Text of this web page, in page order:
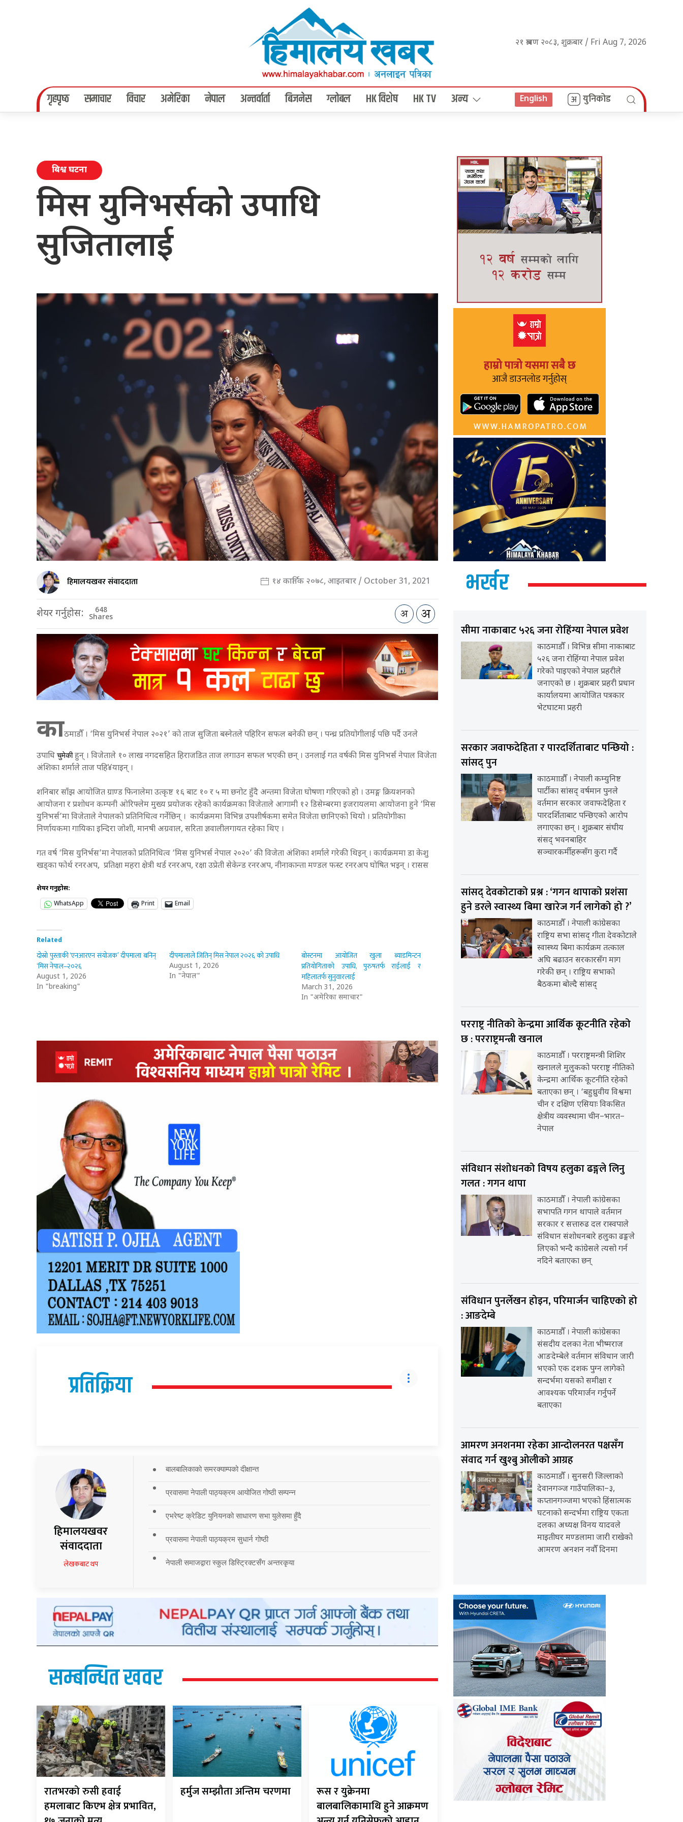
२१ श्रावण २०८३, शुक्रबार / Fri Aug 7, 2026
गृहपृष्‍ठ समाचार विचार अमेरिका नेपाल अन्तर्वार्ता बिजनेस ग्लोबल HK विशेष HK TV अन्य English युनिकोड
बिश्व घटना
मिस युनिभर्सको उपाधि
सुजितालाई
हिमालयखवर संवाददाता १४ कार्तिक २०७८, आइतबार / October 31, 2021
शेयर गर्नुहोस: 648
Shares
काठमाडौँ । ‘मिस युनिभर्स नेपाल २०२१’ को ताज सुजिता बस्नेतले पहिरिन सफल बनेकी छन् । पन्ध्र प्रतियोगीलाई पछि पर्दै उनले
उपाधिचुमेकीहुन् । विजेताले १० लाख नगदसहित हिराजडित ताज लगाउन सफल भएकी छन् । उनलाई गत वर्षकी मिस युनिभर्स नेपाल विजेता
अंशिका शर्माले ताज पहि¥याइन् ।
शनिबार साँझ आयोजित ग्राण्ड फिनालेमा उत्कृष्ट १६ बाट १० र ५ मा छनोट हुँदै अन्तमा विजेता घोषणा गरिएको हो । उमङ्ग क्रियशनको
आयोजना र प्रशोधन कम्पनी ओरिफ्लेम मुख्य प्रयोजक रहेको कार्यक्रमका विजेताले आगामी १२ डिसेम्बरमा इजरायलमा आयोजना हुने ‘मिस
युनिभर्स’मा विजेताले नेपालको प्रतिनिधित्व गर्नेछिन् । कार्यक्रममा विभिन्न उपशीर्षकमा समेत विजेता छानिएको थियो । प्रतियोगीका
निर्णायकमा गायिका इन्दिरा जोशी, मानषी अग्रवाल, सरिता ज्ञवालीलगायत रहेका थिए ।
गत वर्ष ‘मिस युनिर्भस’मा नेपालको प्रतिनिधित्व ‘मिस युनिभर्स नेपाल २०२०’ की विजेता अंशिका शर्माले गरेकी थिइन् । कार्यक्रममा डा केशु
खड्का फोर्थ रनरअप, प्रतिक्षा महरा क्षेत्री थर्ड रनरअप, रक्षा उप्रेती सेकेन्ड रनरअप, नीनाकान्ता मण्डल फस्ट रनरअप घोषित भइन् । रासस
शेयर गर्नुहोस:
WhatsApp
Print Email
Related
दोस्रो पुस्ताकी ‘एनआरएन संयोजक’ दीपमाला बनिन्
‘मिस नेपाल–२०२६
August 1, 2026
In "breaking"
दीपमालाले जितिन् मिस नेपाल २०२६ को उपाधि
August 1, 2026
In "नेपाल"
बोस्टनमा आयोजित खुला ब्याडमिन्टन
प्रतियोगिताको उपाधि, पुरुषतर्फ राईलाई र
महिलातर्फ सुनुवारलाई
March 31, 2026
In "अमेरिका समाचार"
प्रतिक्रिया
हिमालयखवर
संवाददाता
लेखकबाट थप
बालबालिकाको समरक्याम्पको दीक्षान्त
प्रवासमा नेपाली पाठ्यक्रम आयोजित गोष्ठी सम्पन्न
एभरेष्ट क्रेडिट युनियनको साधारण सभा युलेसमा हुँदै
प्रवासमा नेपाली पाठ्यक्रम सुधार्न गोष्ठी
नेपाली समाजद्वारा स्कुल डिस्ट्रिक्टसँग अन्तरकृया
सम्बन्धित खवर
रातभरको रुसी हवाई
हमलाबाट किएभ क्षेत्र प्रभावित,
हर्मुज सम्झौता अन्तिम चरणमा
रूस र युक्रेनमा
बालबालिकामाथि हुने आक्रमण
भर्खर
सीमा नाकाबाट ५२६ जना रोहिंग्या नेपाल प्रवेश
काठमाडौँ । विभिन्न सीमा नाकाबाट
५२६ जना रोहिंग्या नेपाल प्रवेश
गरेको पाइएको नेपाल प्रहरीले
जनाएको छ । शुक्रबार प्रहरी प्रधान
कार्यालयमा आयोजित पत्रकार
भेटघाटमा प्रहरी
सरकार जवाफदेहिता र पारदर्शिताबाट पन्छियो :
सांसद् पुन
काठमााडौँ । नेपाली कम्युनिष्ट
पार्टीका सांसद् वर्षमान पुनले
वर्तमान सरकार जवाफदेहिता र
पारदर्शिताबाट पन्छिएको आरोप
लगाएका छन् । शुक्रबार संघीय
संसद् भवनबाहिर
सञ्चारकर्मीहरूसँग कुरा गर्दै
सांसद् देवकोटाको प्रश्न : ‘गगन थापाको प्रशंसा
हुने डरले स्वास्थ्य बिमा खारेज गर्न लागेको हो ?’
काठमाडौँ । नेपाली कांग्रेसका
राष्ट्रिय सभा सांसद् गीता देवकोटाले
स्वास्थ्य बिमा कार्यक्रम तत्काल
अघि बढाउन सरकारसँग माग
गरेकी छन् । राष्ट्रिय सभाको
बैठकमा बोल्दै सांसद्
परराष्ट्र नीतिको केन्द्रमा आर्थिक कूटनीति रहेको
छ : परराष्ट्रमन्त्री खनाल
काठमाडौँ । परराष्ट्रमन्त्री शिशिर
खनालले मुलुकको परराष्ट्र नीतिको
केन्द्रमा आर्थिक कूटनीति रहेको
बताएका छन् । ‘बहुध्रुवीय विश्वमा
चीन र दक्षिण एसियाः विकसित
क्षेत्रीय व्यवस्थामा चीन–भारत–
नेपाल
संविधान संशोधनको विषय हलुका ढङ्गले लिनु
गलत : गगन थापा
काठमाडौँ । नेपाली कांग्रेसका
सभापति गगन थापाले वर्तमान
सरकार र सत्तारुढ दल रास्वपाले
संविधान संशोधनबारे हलुका ढङ्गले
लिएको भन्दै कांग्रेसले त्यसो गर्न
नदिने बताएका छन्
संविधान पुनर्लेखन होइन, परिमार्जन चाहिएको हो
: आङदेम्बे
काठमाडौँ । नेपाली कांग्रेसका
संसदीय दलका नेता भीष्मराज
आङदेम्बेले वर्तमान संविधान जारी
भएको एक दशक पुग्न लागेको
सन्दर्भमा यसको समीक्षा र
आवश्यक परिमार्जन गर्नुपर्ने
बताएका
आमरण अनशनमा रहेका आन्दोलनरत पक्षसँग
संवाद गर्न खुश्बु ओलीको आग्रह
काठमाडौँ । सुनसरी जिल्लाको
देवानगञ्ज गाउँपालिका–३,
कप्तानगञ्जमा भएको हिंसात्मक
घटनाको सन्दर्भमा राष्ट्रिय एकता
दलका अध्यक्ष विनय यादवले
माइतीघर मण्डलामा जारी राखेको
आमरण अनशन नवौँ दिनमा